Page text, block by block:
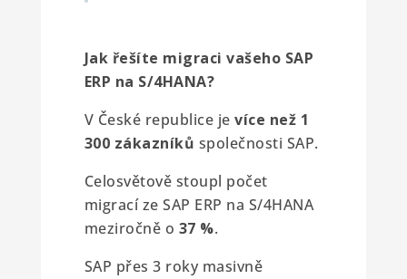
Jak řešíte migraci vašeho SAP
ERP na S/4HANA?
V České republice jevíce než 1
300 zákazníků společnosti SAP.
Celosvětově stoupl počet
migrací ze SAP ERP na S/4HANA
meziročně o 37 %.
SAP přes 3 roky masivně